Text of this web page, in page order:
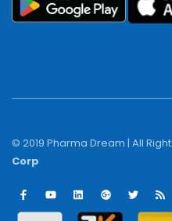
© 2019 Pharma Dream | All
Corp